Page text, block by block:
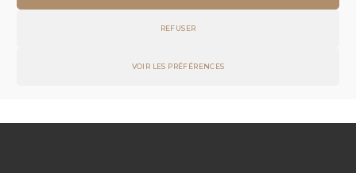
REFUSER
VOIR LES PRÉFÉRENCES